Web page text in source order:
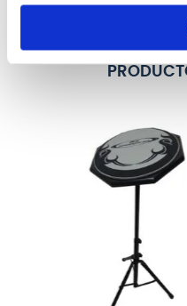
Sin Stock Online